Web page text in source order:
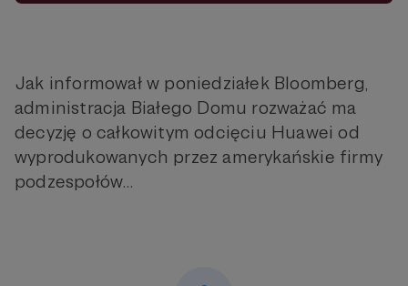
Jak informował w poniedziałek Bloomberg,
administracja Białego Domu rozważać ma
decyzję o całkowitym odcięciu Huawei od
wyprodukowanych przez amerykańskie firmy
podzespołów…